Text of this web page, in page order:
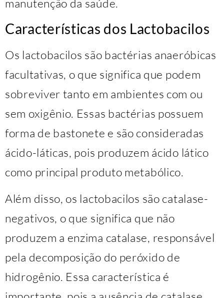
manutenção da saúde.
Características dos Lactobacilos
Os lactobacilos são bactérias anaeróbicas
facultativas, o que significa que podem
sobreviver tanto em ambientes com ou
sem oxigênio. Essas bactérias possuem
forma de bastonete e são consideradas
ácido-láticas, pois produzem ácido lático
como principal produto metabólico.
Além disso, os lactobacilos são catalase-
negativos, o que significa que não
produzem a enzima catalase, responsável
pela decomposição do peróxido de
hidrogênio. Essa característica é